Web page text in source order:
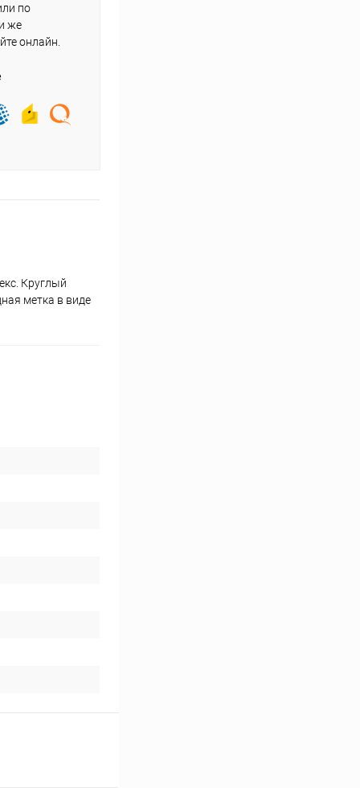
по
же
онлайн.
Круглый
метка в виде